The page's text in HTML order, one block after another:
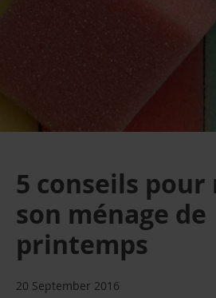
5 conseils pour
son ménage de
printemps
20 September 2016